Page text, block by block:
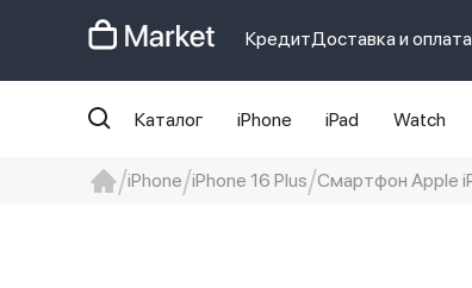
КредитДоставка и оплата
Каталог iPhone iPad Watch
iPhone iPhone 16 Plus Смартфон Apple